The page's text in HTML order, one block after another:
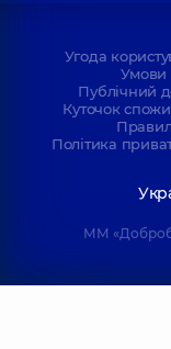
Угода
Умови
Публічний
Куточок
Політика
ММ